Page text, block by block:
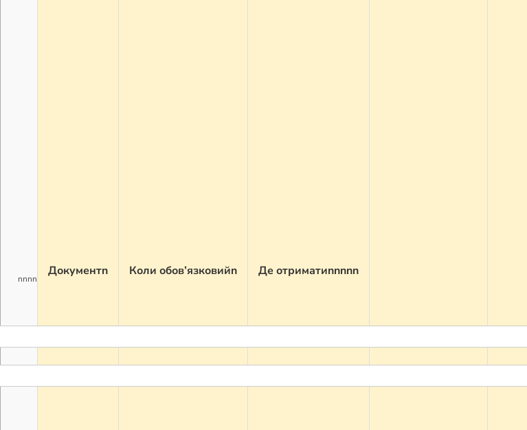
nnnn
Документn Коли обов’язковийn Де отриматиnnnnn